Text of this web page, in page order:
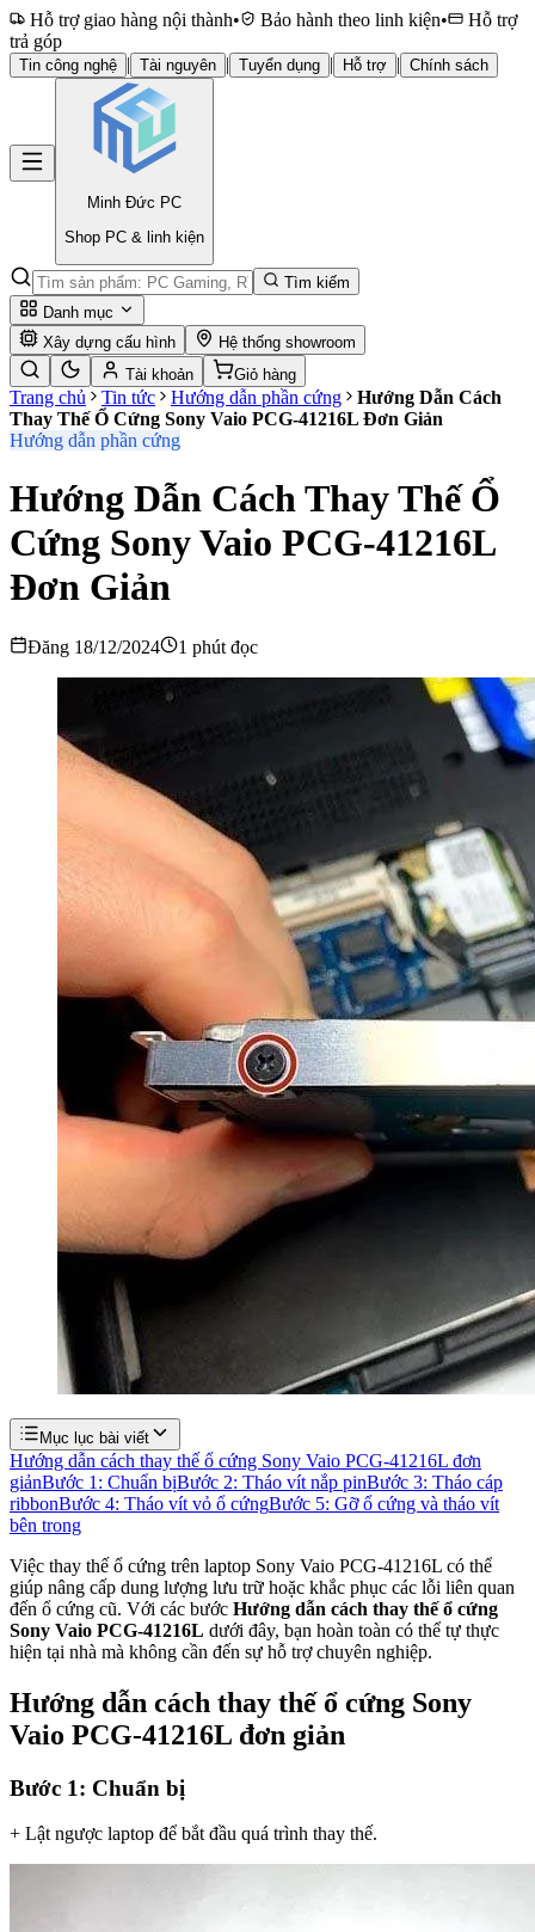
Hỗ trợ giao hàng nội thành• Bảo hành theo linh kiện•
Hỗ trợ
trả góp
Tin công nghệ | Tài nguyên | Tuyển dụng | Hỗ trợ | Chính sách
Minh Đức PC
Shop PC & linh kiện
Tìm kiếm
Danh mục
Xây dựng cấu hình
Hệ thống showroom
Tài khoản
Giỏ hàng
Trang chủ Tin tức Hướng dẫn phần cứng
Hướng Dẫn Cách
Thay Thế Ổ Cứng Sony Vaio PCG-41216L Đơn Giản
Hướng dẫn phần cứng
Hướng Dẫn Cách Thay Thế Ổ
Cứng Sony Vaio PCG-41216L
Đơn Giản
Đăng 18/12/2024 1 phút đọc
Mục lục bài viết
Hướng dẫn cách thay thế ổ cứng Sony Vaio PCG-41216L đơn
giảnBước 1: Chuẩn bịBước 2: Tháo vít nắp pinBước 3: Tháo cáp
ribbonBước 4: Tháo vít vỏ ổ cứngBước 5: Gỡ ổ cứng và tháo vít
bên trong
Việc thay thế ổ cứng trên laptop Sony Vaio PCG-41216L có thể
giúp nâng cấp dung lượng lưu trữ hoặc khắc phục các lỗi liên quan
đến ổ cứng cũ. Với các bước Hướng dẫn cách thay thế ổ cứng
Sony Vaio PCG-41216L dưới đây, bạn hoàn toàn có thể tự thực
hiện tại nhà mà không cần đến sự hỗ trợ chuyên nghiệp.
Hướng dẫn cách thay thế ổ cứng Sony
Vaio PCG-41216L đơn giản
Bước 1: Chuẩn bị
+ Lật ngược laptop để bắt đầu quá trình thay thế.